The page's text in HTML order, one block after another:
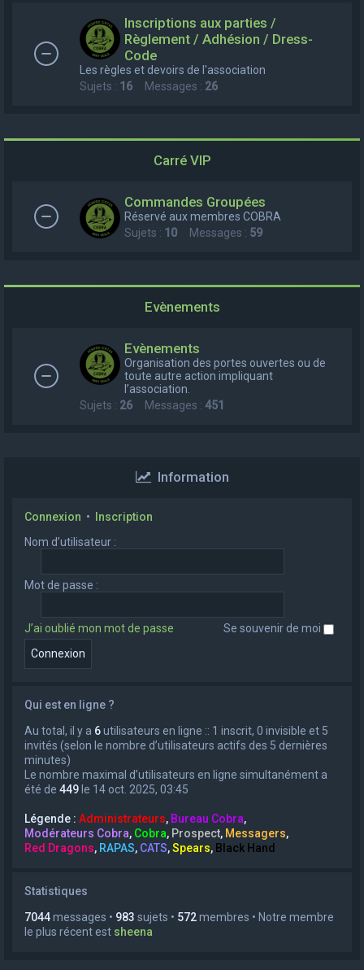
Inscriptions aux parties /
Règlement / Adhésion / Dress-
Code
Les règles et devoirs de l'association
Sujets : 16 Messages : 26
Carré VIP
Commandes Groupées
Réservé aux membres COBRA
Sujets : 10 Messages : 59
Evènements
Evènements
Organisation des portes ouvertes ou de
toute autre action impliquant
l’association.
Sujets : 26 Messages : 451
Information
Connexion •
Inscription
Nom d’utilisateur :
Mot de passe :
J’ai oublié mon mot de passe Se souvenir de moi
Qui est en ligne ?
Au total, il y a 6utilisateurs en ligne :: 1 inscrit, 0 invisible et 5
invités (selon le nombre d’utilisateurs actifs des 5 dernières
minutes)
Le nombre maximal d’utilisateurs en ligne simultanément a
été de 449 le 14 oct. 2025, 03:45
Légende : Administrateurs, Bureau Cobra,
Modérateurs Cobra, Cobra, Prospect, Messagers,
Red Dragons, RAPAS, CATS,Spears, Black Hand
Statistiques
7044messages • 983 sujets • 572membres • Notre membre
le plus récent est sheena